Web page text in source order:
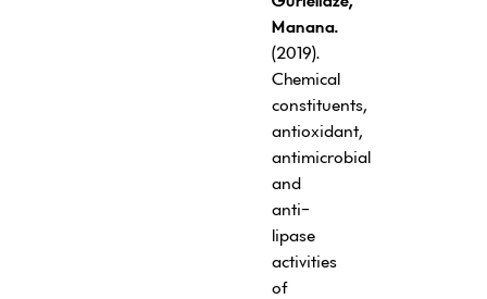
Manana.
(2019).
Chemical
constituents,
antioxidant,
antimicrobial
and
anti-
lipase
activities
of